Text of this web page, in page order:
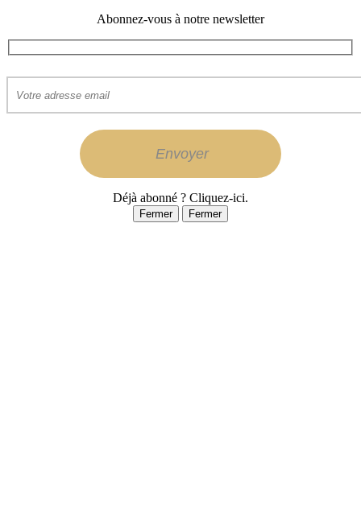
Abonnez-vous à notre newsletter
Déjà abonné ? Cliquez-ici.
Fermer Fermer